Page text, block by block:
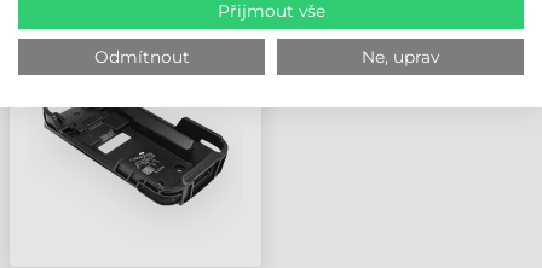
TC70/70X/72/75/75X/77
MOBILNÍ TERMINÁL
Přijmout vše
Odmítnout Ne, uprav